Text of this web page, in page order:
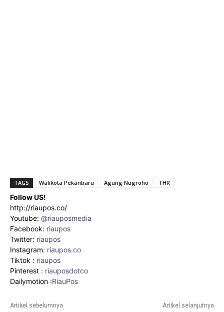
TAGS Walikota Pekanbaru Agung Nugroho THR
Follow US!
http://riaupos.co/
Youtube: @riauposmedia
Facebook: riaupos
Twitter: riaupos
Instagram: riaupos.co
Tiktok : riaupos
Pinterest : riauposdotco
Dailymotion :RiauPos
Artikel sebelumnya Artikel selanjutnya